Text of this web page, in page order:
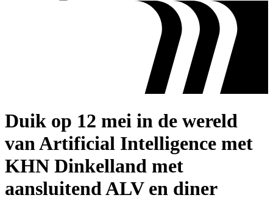
Duik op 12 mei in de wereld
van Artificial Intelligence met
KHN Dinkelland met
aansluitend ALV en diner